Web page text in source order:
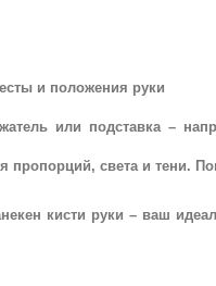
и положения руки
или подставка –
пропорций, света и тени.
кисти руки – ваш